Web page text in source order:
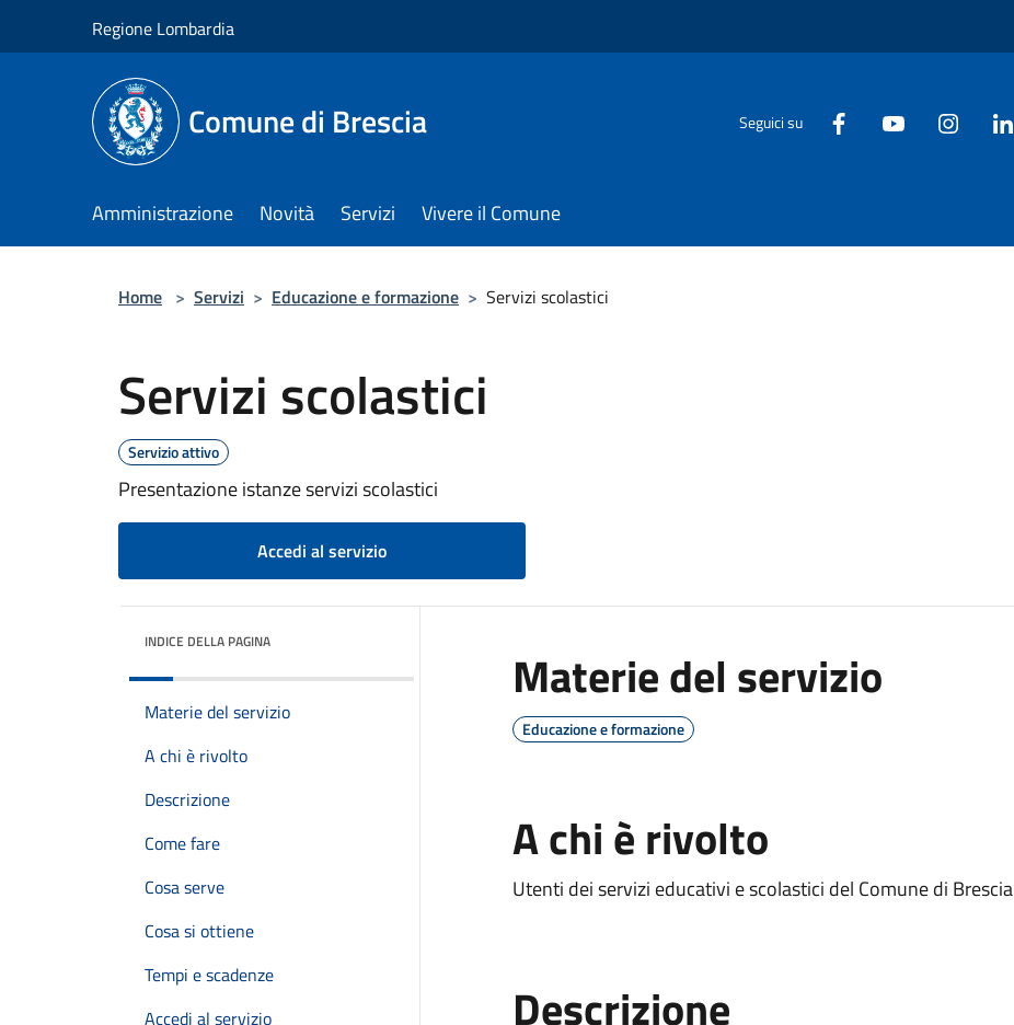
Regione Lombardia
Comune di Brescia Seguici su
Amministrazione Novità Servizi Vivere il Comune
Home > Servizi > Educazione e formazione > Servizi scolastici
Servizi scolastici
Servizio attivo
Presentazione istanze servizi scolastici
Accedi al servizio
INDICE DELLA PAGINA
Materie del servizio
A chi è rivolto
Descrizione
Come fare
Cosa serve
Cosa si ottiene
Tempi e scadenze
Accedi al servizio
Materie del servizio
Educazione e formazione
A chi è rivolto
Utenti dei servizi educativi e scolastici del Comune di Brescia
Descrizione